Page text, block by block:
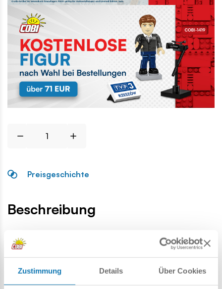
Zustimmung Details Über Cookies
Preisgeschichte
Beschreibung
Lokalizacja produktu:
Homepage Einzelteile Basis 2x2 1/3 mit Nieten